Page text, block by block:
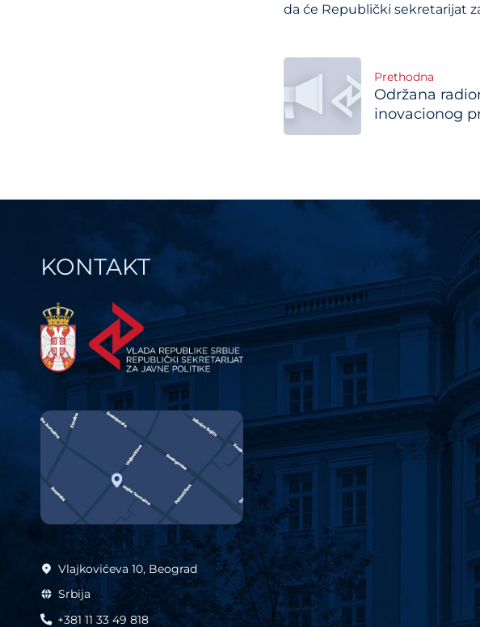
da će Republički sekretarijat
Post
navigation
Prethodna
Održana
inovacionog
KONTAKT
Vlajkovićeva 10, Beograd
Srbija
+381 11 33 49 818